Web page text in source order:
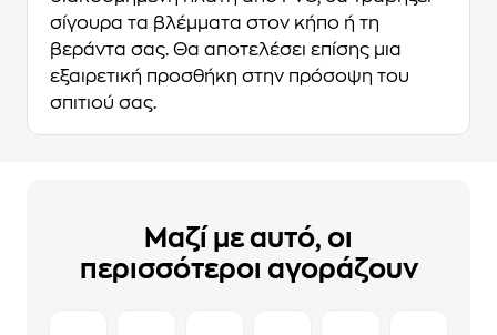
σίγουρα τα βλέμματα στον κήπο ή τη
βεράντα σας. Θα αποτελέσει επίσης μια
εξαιρετική προσθήκη στην πρόσοψη του
σπιτιού σας.
Μαζί με αυτό, οι
περισσότεροι αγοράζουν